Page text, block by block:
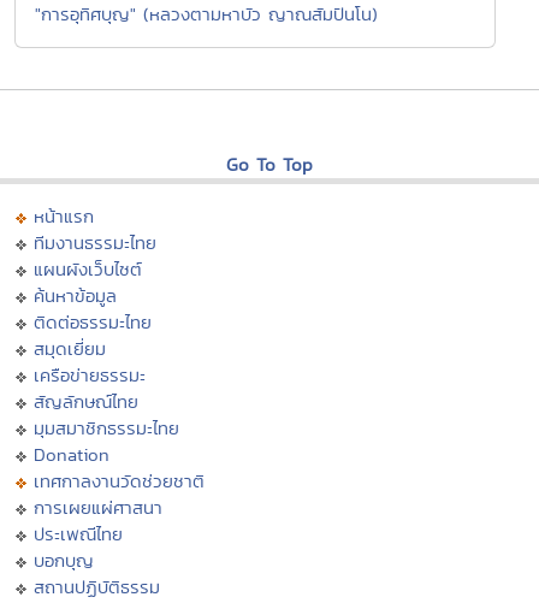
"การอุทิศบุญ" (หลวงตามหาบัว ญาณสัมปันโน)
Go To Top
หน้าแรก
ทีมงานธรรมะไทย
แผนผังเว็บไซต์
ค้นหาข้อมูล
ติดต่อธรรมะไทย
สมุดเยี่ยม
เครือข่ายธรรมะ
สัญลักษณ์ไทย
มุมสมาชิกธรรมะไทย
Donation
เทศกาลงานวัดช่วยชาติ
การเผยแผ่ศาสนา
ประเพณีไทย
บอกบุญ
สถานปฏิบัติธรรม